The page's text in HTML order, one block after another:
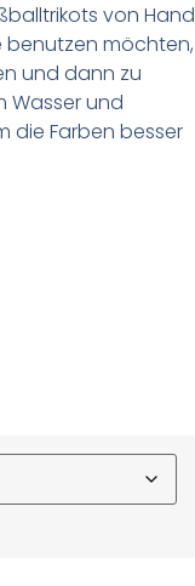
von Hand
benutzen möchten,
und dann zu
Wasser und
die Farben besser